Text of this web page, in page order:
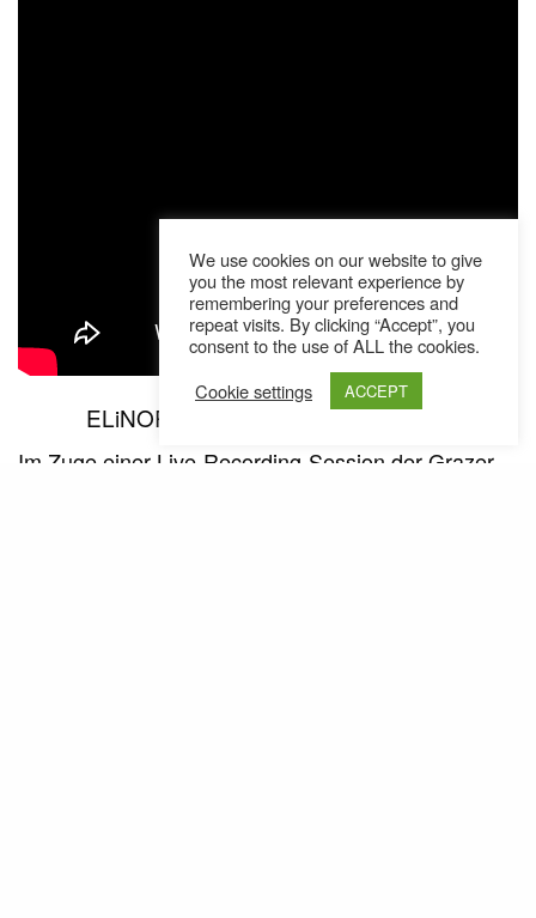
ELiNOR – Walk With Joe feat. Atlas
Im Zuge einer Live-Recording-Session der Grazer
We use cookies on our website to give
you the most relevant experience by
remembering your preferences and
repeat visits. By clicking “Accept”, you
consent to the use of ALL the cookies.
Cookie settings
ACCEPT